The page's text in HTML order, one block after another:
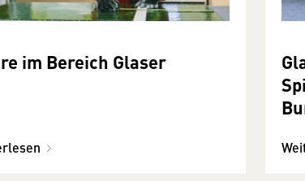
im Bereich Glaser